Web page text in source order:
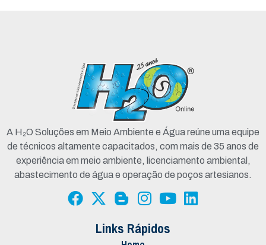
A H₂O Soluções em Meio Ambiente e Água reúne uma equipe
de técnicos altamente capacitados, com mais de 35 anos de
experiência em meio ambiente, licenciamento ambiental,
abastecimento de água e operação de poços artesianos.
Links Rápidos